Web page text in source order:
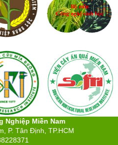
Nghiệp Miền Nam
P. Tân Định, TP.HCM